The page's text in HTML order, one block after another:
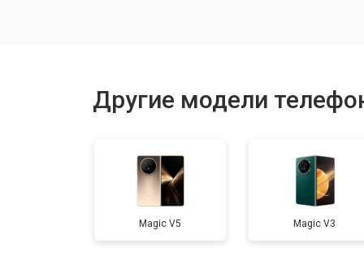
Замена дисплея (экрана)
Замена аккумулятора
Другие модели
Magic V5 Magic V3